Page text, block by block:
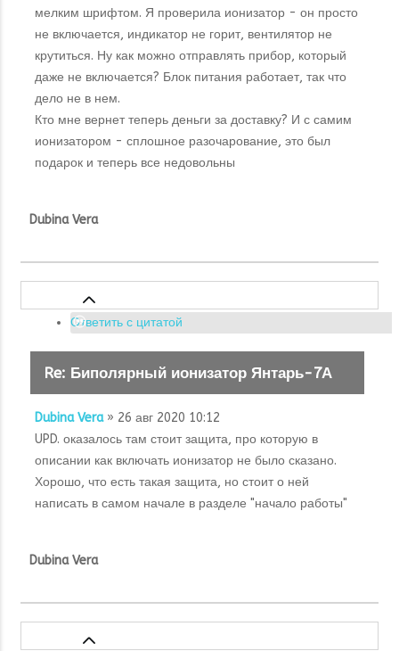
мелким шрифтом. Я проверила ионизатор - он просто
не включается, индикатор не горит, вентилятор не
крутиться. Ну как можно отправлять прибор, который
даже не включается? Блок питания работает, так что
дело не в нем.
Кто мне вернет теперь деньги за доставку? И с самим
ионизатором - сплошное разочарование, это был
подарок и теперь все недовольны
Dubina Vera
Ответить с цитатой
Re: Биполярный ионизатор Янтарь-7А
Dubina Vera» 26 авг 2020 10:12
UPD. оказалось там стоит защита, про которую в
описании как включать ионизатор не было сказано.
Хорошо, что есть такая защита, но стоит о ней
написать в самом начале в разделе "начало работы"
Dubina Vera